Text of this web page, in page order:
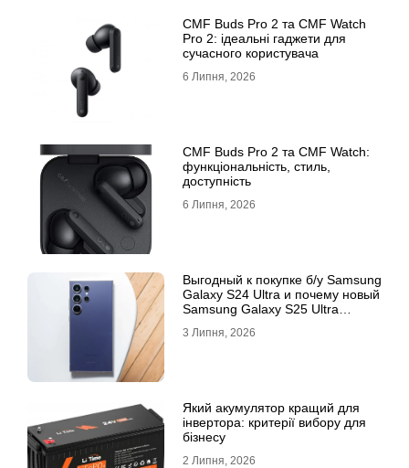
CMF Buds Pro 2 та CMF Watch
Pro 2: ідеальні гаджети для
сучасного користувача
6 Липня, 2026
CMF Buds Pro 2 та CMF Watch:
функціональність, стиль,
доступність
6 Липня, 2026
Выгодный к покупке б/у Samsung
Galaxy S24 Ultra и почему новый
Samsung Galaxy S25 Ultra
3 Липня, 2026
Який акумулятор кращий для
інвертора: критерії вибору для
бізнесу
2 Липня, 2026